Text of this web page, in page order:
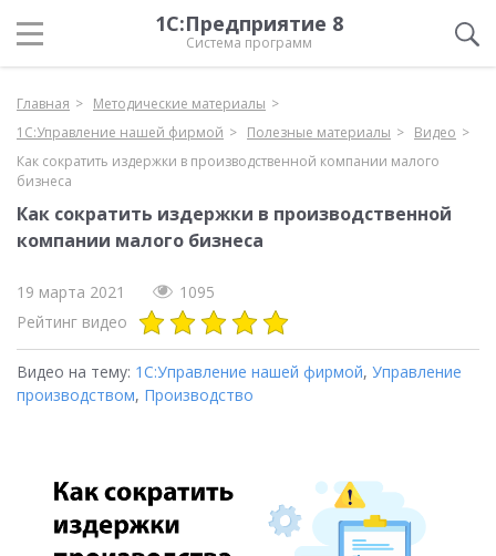
1С:Предприятие 8
Система программ
Главная
Методические материалы
1С:Управление нашей фирмой
Полезные материалы
Видео
Как сократить издержки в производственной компании малого
бизнеса
Как сократить издержки в производственной
компании малого бизнеса
19 марта 2021
1095
Рейтинг видео
Видео на тему: 1С:Управление нашей фирмой, Управление
производством, Производство